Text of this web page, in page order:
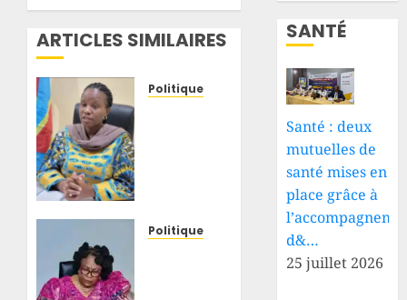
ARTICLES SIMILAIRES
Politique
sur 11
Politique
SANTÉ
Santé : deux
mutuelles de
santé mises en
place grâce à
d&…
25 juillet 2026